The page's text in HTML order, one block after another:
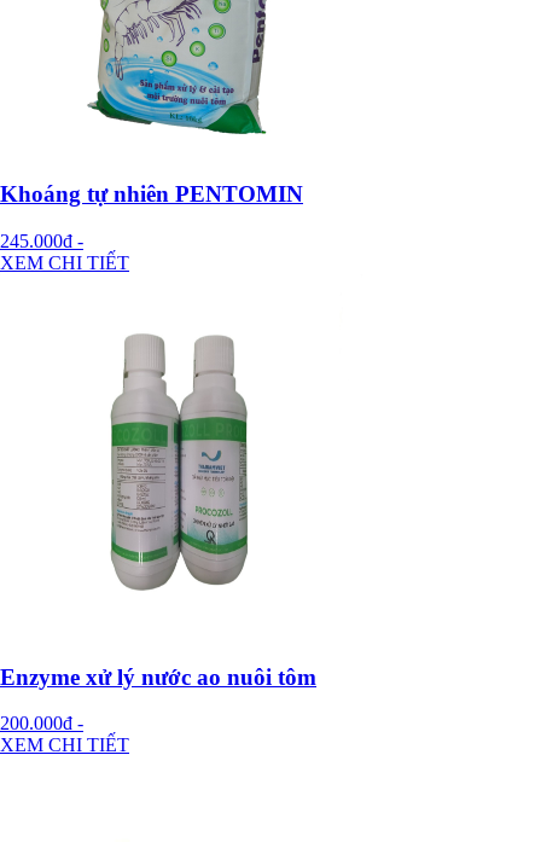
Khoáng tự nhiên PENTOMIN
245.000đ -
XEM CHI TIẾT
Enzyme xử lý nước ao nuôi tôm
200.000đ -
XEM CHI TIẾT